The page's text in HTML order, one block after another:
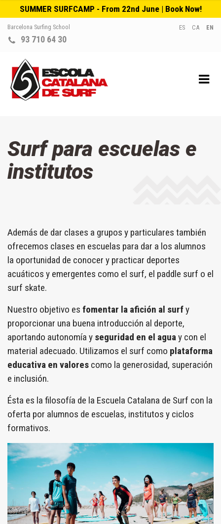
SUMMER SURFCAMP - From 22nd June | Book Now!
Barcelona Surfing School
93 710 64 30
ES CA EN
Surf para escuelas e
institutos
Además de dar clases a grupos y particulares también
ofrecemos clases en escuelas para dar a los alumnos
la oportunidad de conocer y practicar deportes
acuáticos y emergentes como el surf, el paddle surf o el
surf skate.
Nuestro objetivo es fomentar la afición al surfy
proporcionar una buena introducción al deporte,
aportando autonomía y seguridad en el aguay con el
material adecuado. Utilizamos el surf como plataforma
educativa en valores como la generosidad, superación
e inclusión.
Ésta es la filosofía de la Escuela Catalana de Surf con la
oferta por alumnos de escuelas, institutos y ciclos
formativos.